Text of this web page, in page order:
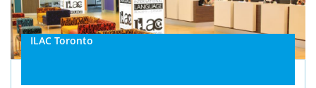
ILAC Toronto